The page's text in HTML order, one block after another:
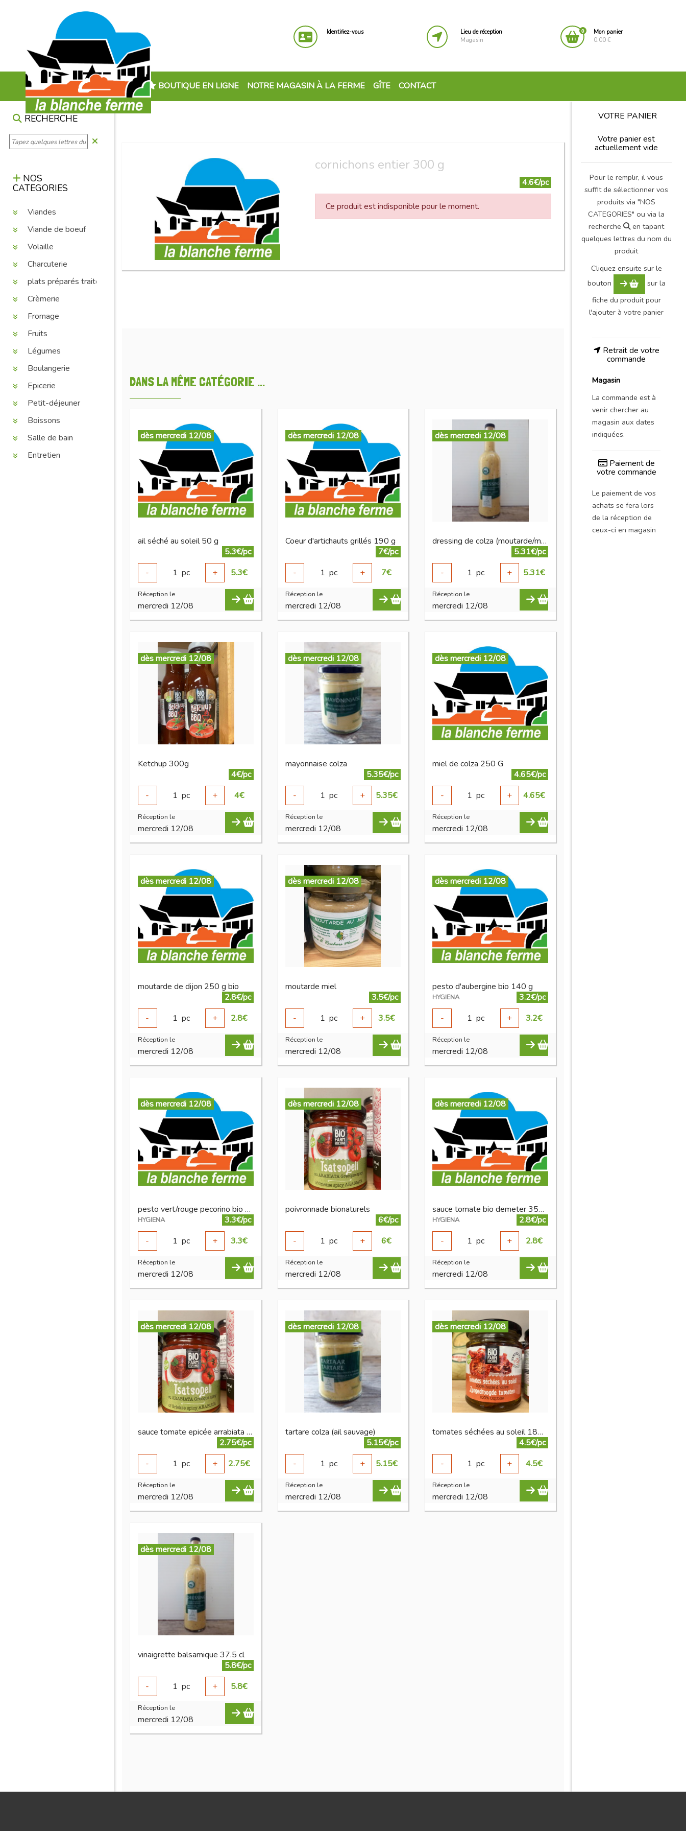
Identifiez-vous
Lieu de réception
Magasin
0
Mon panier
0.00 €
BOUTIQUE EN LIGNE NOTRE MAGASIN À LA FERME GÎTE CONTACT
RECHERCHE
NOS
CATEGORIES
Viandes
Viande de boeuf
Volaille
Charcuterie
plats préparés traiteur
Crèmerie
Fromage
Fruits
Légumes
Boulangerie
Epicerie
Petit-déjeuner
Boissons
Salle de bain
Entretien
cornichons entier 300 g
4.6€/pc
Ce produit est indisponible pour le moment.
DANS LA MÊME CATÉGORIE ...
dès mercredi 12/08
ail séché au soleil 50 g
5.3€/pc
-
1 pc + 5.3€
Réception le
mercredi 12/08
dès mercredi 12/08
Coeur d'artichauts grillés 190 g
7€/pc
-
1 pc + 7€
Réception le
mercredi 12/08
dès mercredi 12/08
dressing de colza (moutarde/miel)
5.31€/pc
-
1 pc + 5.31€
Réception le
mercredi 12/08
dès mercredi 12/08
Ketchup 300g
4€/pc
-
1 pc + 4€
Réception le
mercredi 12/08
dès mercredi 12/08
mayonnaise colza
5.35€/pc
-
1 pc + 5.35€
Réception le
mercredi 12/08
dès mercredi 12/08
miel de colza 250 G
4.65€/pc
-
1 pc + 4.65€
Réception le
mercredi 12/08
dès mercredi 12/08
moutarde de dijon 250 g bio
2.8€/pc
-
1 pc + 2.8€
Réception le
mercredi 12/08
dès mercredi 12/08
moutarde miel
3.5€/pc
-
1 pc + 3.5€
Réception le
mercredi 12/08
dès mercredi 12/08
pesto d'aubergine bio 140 g
HYGIENA
3.2€/pc
-
1 pc + 3.2€
Réception le
mercredi 12/08
dès mercredi 12/08
pesto vert/rouge pecorino bio 130 g
HYGIENA
3.3€/pc
-
1 pc + 3.3€
Réception le
mercredi 12/08
dès mercredi 12/08
poivronnade bionaturels
6€/pc
-
1 pc + 6€
Réception le
mercredi 12/08
dès mercredi 12/08
sauce tomate bio demeter 350 g
HYGIENA
2.8€/pc
-
1 pc + 2.8€
Réception le
mercredi 12/08
dès mercredi 12/08
sauce tomate epicée arrabiata 200g bio
2.75€/pc
-
1 pc + 2.75€
Réception le
mercredi 12/08
dès mercredi 12/08
tartare colza (ail sauvage)
5.15€/pc
-
1 pc + 5.15€
Réception le
mercredi 12/08
dès mercredi 12/08
tomates séchées au soleil 180 g
4.5€/pc
-
1 pc + 4.5€
Réception le
mercredi 12/08
dès mercredi 12/08
vinaigrette balsamique 37.5 cl
5.8€/pc
-
1 pc + 5.8€
Réception le
mercredi 12/08
VOTRE PANIER
Votre panier est
actuellement vide
Pour le remplir, il vous
suffit de sélectionner vos
produits via "NOS
CATEGORIES" ou via la
recherche
en tapant
quelques lettres du nom du
produit
Cliquez ensuite sur le
bouton
sur la
fiche du produit pour
l'ajouter à votre panier
Retrait de votre
commande
Magasin
La commande est à
venir chercher au
magasin aux dates
indiquées.
Paiement de
votre commande
Le paiement de vos
achats se fera lors
de la réception de
ceux-ci en magasin